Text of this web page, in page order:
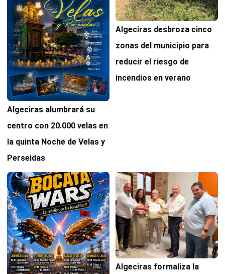
Algeciras alumbrará su
centro con 20.000 velas en
la quinta Noche de Velas y
Perseidas
Algeciras desbroza cinco
zonas del municipio para
reducir el riesgo de
incendios en verano
Algeciras formaliza la